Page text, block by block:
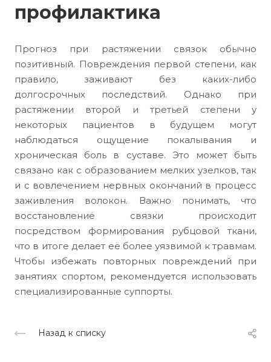
профилактика
Прогноз при растяжении связок обычно
позитивный. Повреждения первой степени, как
правило, заживают без каких-либо
долгосрочных последствий. Однако при
растяжении второй и третьей степени у
некоторых пациентов в будущем могут
наблюдаться ощущение покалывания и
хроническая боль в суставе. Это может быть
связано как с образованием мелких узелков, так
и с вовлечением нервных окончаний в процесс
заживления волокон. Важно понимать, что
восстановление связки происходит
посредством формирования рубцовой ткани,
что в итоге делает её более уязвимой к травмам.
Чтобы избежать повторных повреждений при
занятиях спортом, рекомендуется использовать
специализированные суппорты.
Назад к списку